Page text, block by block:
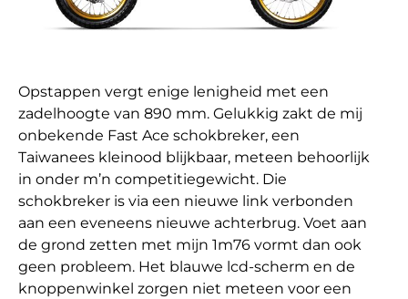
Opstappen vergt enige lenigheid met een
zadelhoogte van 890 mm. Gelukkig zakt de mij
onbekende Fast Ace schokbreker, een
Taiwanees kleinood blijkbaar, meteen behoorlijk
in onder m’n competitiegewicht. Die
schokbreker is via een nieuwe link verbonden
aan een eveneens nieuwe achterbrug. Voet aan
de grond zetten met mijn 1m76 vormt dan ook
geen probleem. Het blauwe lcd-scherm en de
knoppenwinkel zorgen niet meteen voor een